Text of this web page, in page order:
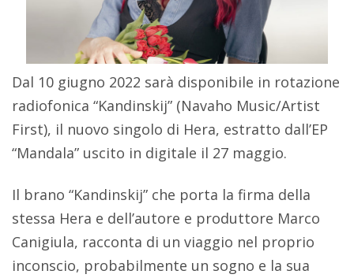
Dal 10 giugno 2022 sarà disponibile in rotazione
radiofonica “Kandinskij” (Navaho Music/Artist
First), il nuovo singolo di Hera, estratto dall’EP
“Mandala” uscito in digitale il 27 maggio.
Il brano “Kandinskij” che porta la firma della
stessa Hera e dell’autore e produttore Marco
Canigiula, racconta di un viaggio nel proprio
inconscio, probabilmente un sogno e la sua